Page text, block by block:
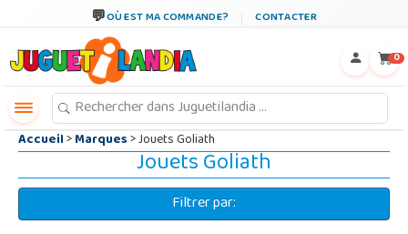
OÙ EST MA COMMANDE? CONTACTER
0
Accueil>Marques> Jouets Goliath
Jouets Goliath
Filtrer par: